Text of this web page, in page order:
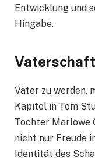
Entwicklung und
Hingabe.
Vaterschaft
Vater zu werden,
Kapitel in Tom
Tochter Marlowe
nicht nur Freude
Identität des